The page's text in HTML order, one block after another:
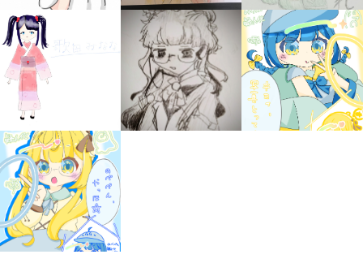
みんなの絵が
見られる
ギャラリー